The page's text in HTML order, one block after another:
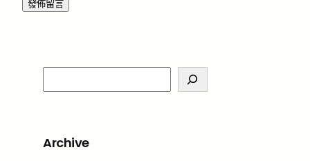
e
c
Archive